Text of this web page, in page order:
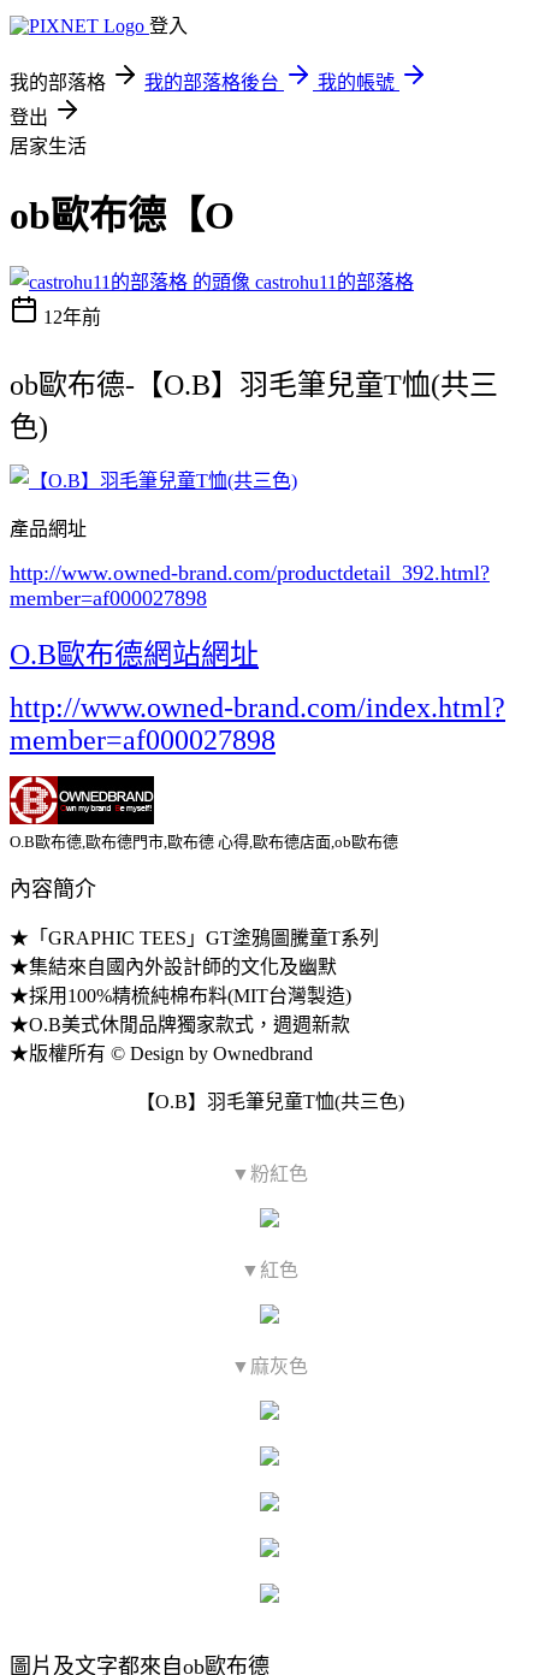
登入
我的部落格 我的部落格後台
我的帳號
登出
居家生活
ob歐布德【O
castrohu11的部落格
12年前
ob歐布德-【O.B】羽毛筆兒童T恤(共三
色)
產品網址
http://www.owned-brand.com/productdetail_392.html?
member=af000027898
O.B歐布德網站網址
http://www.owned-brand.com/index.html?
member=af000027898
O.B歐布德,歐布德門市,歐布德 心得,歐布德店面,ob歐布德
內容簡介
★「GRAPHIC TEES」GT塗鴉圖騰童T系列
★集結來自國內外設計師的文化及幽默
★採用100%精梳純棉布料(MIT台灣製造)
★O.B美式休閒品牌獨家款式，週週新款
★版權所有 © Design by Ownedbrand
【O.B】羽毛筆兒童T恤(共三色)
▼粉紅色
▼紅色
▼麻灰色
圖片及文字都來自ob歐布德